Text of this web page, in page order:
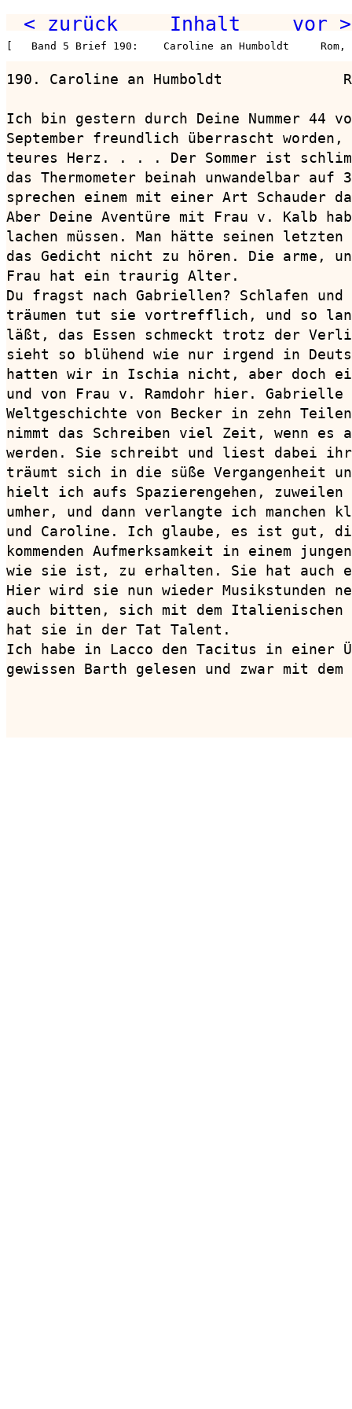
< zurück Inhalt vor >
[   Band 5 Brief 190:    Caroline an Humboldt     Rom,
190. Caroline an Humboldt
Ich bin gestern durch Deine Nummer 44
September freundlich überrascht
teures Herz. . . . Der Sommer ist
das Thermometer beinah unwandelbar auf
sprechen einem mit einer Art Schauder
Aber Deine Aventüre mit Frau v. Kalb
lachen müssen. Man hätte seinen letzten
das Gedicht nicht zu hören. Die arme,
Frau hat ein traurig Alter.
Du fragst nach Gabriellen? Schlafen
träumen tut sie vortrefflich, und so
läßt, das Essen schmeckt trotz der
sieht so blühend wie nur irgend in
hatten wir in Ischia nicht, aber doch
und von Frau v. Ramdohr hier.
Weltgeschichte von Becker in zehn
nimmt das Schreiben viel Zeit, wenn es
werden. Sie schreibt und liest dabei
träumt sich in die süße Vergangenheit
hielt ich aufs Spazierengehen,
umher, und dann verlangte ich manchen
und Caroline. Ich glaube, es ist gut,
kommenden Aufmerksamkeit in einem
wie sie ist, zu erhalten. Sie hat auch
Hier wird sie nun wieder Musikstunden
auch bitten, sich mit dem Italienischen
hat sie in der Tat Talent.
Ich habe in Lacco den Tacitus in einer
gewissen Barth gelesen und zwar mit